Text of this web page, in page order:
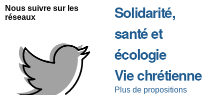
Nous suivre sur les
réseaux
Solidarité,
santé et
écologie
Vie chrétienne
Plus de propositions